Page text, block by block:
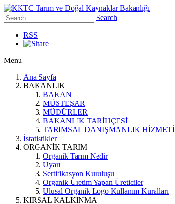
Search
RSS
Menu
Ana Sayfa
BAKANLIK
BAKAN
MÜSTEŞAR
MÜDÜRLER
BAKANLIK TARİHÇESİ
TARIMSAL DANIŞMANLIK HİZMETİ
İstatistikler
ORGANİK TARIM
Organik Tarım Nedir
Uyarı
Sertifikasyon Kuruluşu
Organik Üretim Yapan Üreticiler
Ulusal Organik Logo Kullanım Kuralları
KIRSAL KALKINMA